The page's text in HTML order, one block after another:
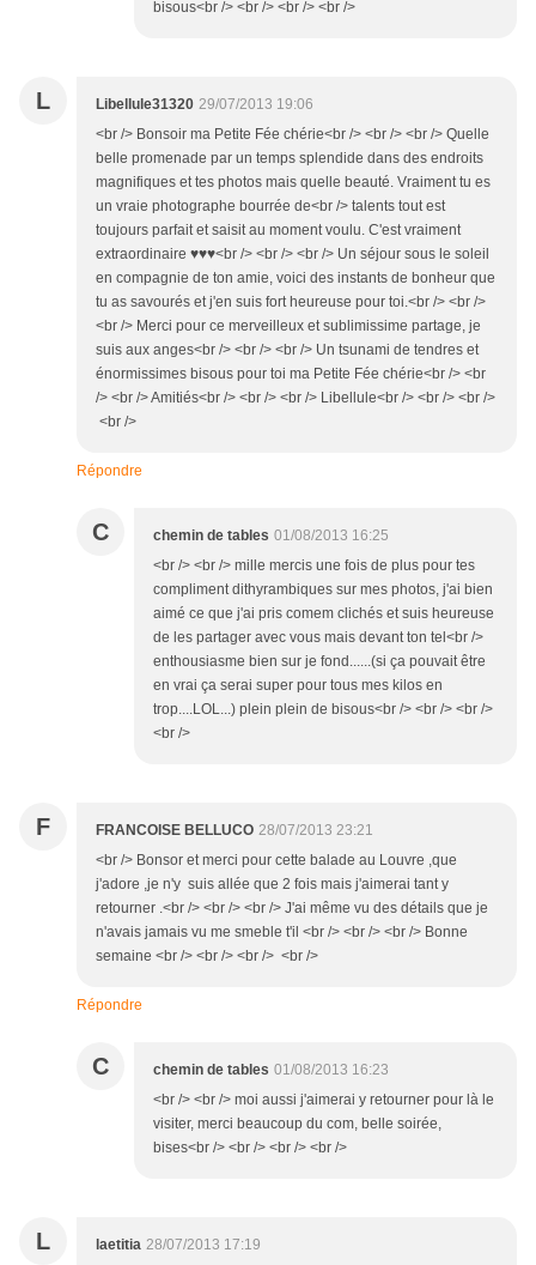
bisous<br /> <br /> <br /> <br />
L Libellule31320 29/07/2013 19:06
<br /> Bonsoir ma Petite Fée chérie<br /> <br /> <br /> Quelle
belle promenade par un temps splendide dans des endroits
magnifiques et tes photos mais quelle beauté. Vraiment tu es
un vraie photographe bourrée de<br /> talents tout est
toujours parfait et saisit au moment voulu. C'est vraiment
extraordinaire ♥♥♥<br /> <br /> <br /> Un séjour sous le soleil
en compagnie de ton amie, voici des instants de bonheur que
tu as savourés et j'en suis fort heureuse pour toi.<br /> <br />
<br /> Merci pour ce merveilleux et sublimissime partage, je
suis aux anges<br /> <br /> <br /> Un tsunami de tendres et
énormissimes bisous pour toi ma Petite Fée chérie<br /> <br
/> <br /> Amitiés<br /> <br /> <br /> Libellule<br /> <br /> <br />
<br />
Répondre
C chemin de tables 01/08/2013 16:25
<br /> <br /> mille mercis une fois de plus pour tes
compliment dithyrambiques sur mes photos, j'ai bien
aimé ce que j'ai pris comem clichés et suis heureuse
de les partager avec vous mais devant ton tel<br />
enthousiasme bien sur je fond......(si ça pouvait être
en vrai ça serai super pour tous mes kilos en
trop....LOL...) plein plein de bisous<br /> <br /> <br />
<br />
F FRANCOISE BELLUCO 28/07/2013 23:21
<br /> Bonsor et merci pour cette balade au Louvre ,que
j'adore ,je n'y suis allée que 2 fois mais j'aimerai tant y
retourner .<br /> <br /> <br /> J'ai même vu des détails que je
n'avais jamais vu me smeble t'il <br /> <br /> <br /> Bonne
semaine <br /> <br /> <br /> <br />
Répondre
C chemin de tables 01/08/2013 16:23
<br /> <br /> moi aussi j'aimerai y retourner pour là le
visiter, merci beaucoup du com, belle soirée,
bises<br /> <br /> <br /> <br />
L laetitia 28/07/2013 17:19